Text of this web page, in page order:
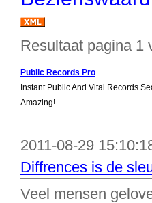
Resultaat pagina 1
Public Records Pro
Instant Public And Vital Records
Amazing!
2011-08-29
Diffrences is de
Veel mensen